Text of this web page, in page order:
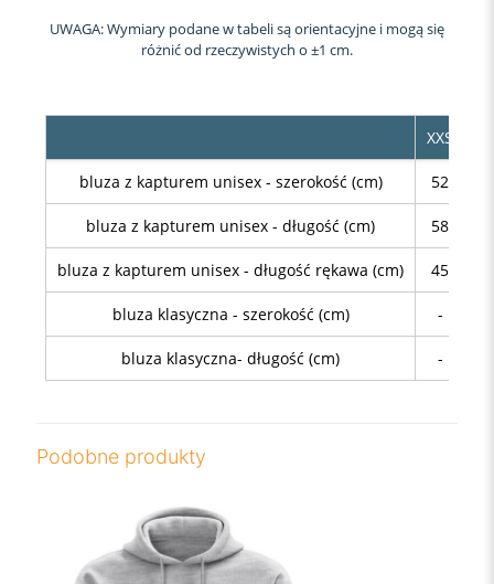
UWAGA: Wymiary podane w tabeli są orientacyjne i mogą się
różnić od rzeczywistych o ±1 cm.
XXS
bluza z kapturem unisex - szerokość (cm) 52
bluza z kapturem unisex - długość (cm) 58
bluza z kapturem unisex - długość rękawa (cm) 45
bluza klasyczna - szerokość (cm) -
bluza klasyczna- długość (cm) -
Podobne produkty